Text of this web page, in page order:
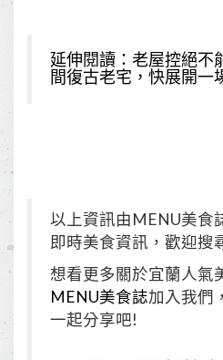
延伸閱讀： 老屋控絕不
間復古老宅，快展開一
以上資訊由MENU美食
即時美食資訊，歡迎搜
想看更多關於宜蘭人氣
MENU美食誌加入我們
一起分享吧!